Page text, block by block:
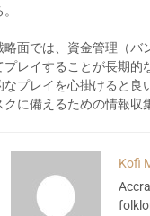
略面では、資金管理（バ
プレイすることが長期的
なプレイを心掛けると良
クに備えるための情報収
Kofi